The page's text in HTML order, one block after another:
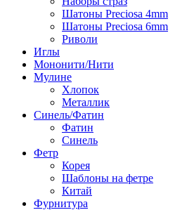
Шатоны Preciosa 4mm
Шатоны Preciosa 6mm
Риволи
Иглы
Мононити/Нити
Мулине
Хлопок
Металлик
Синель/Фатин
Фатин
Синель
Фетр
Корея
Шаблоны на фетре
Китай
Фурнитура